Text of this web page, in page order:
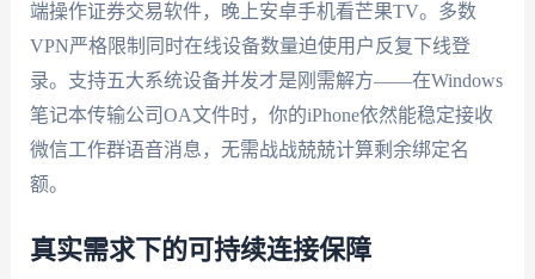
端操作证券交易软件，晚上安卓手机看芒果TV。多数
VPN严格限制同时在线设备数量迫使用户反复下线登
录。支持五大系统设备并发才是刚需解方——在Windows
笔记本传输公司OA文件时，你的iPhone依然能稳定接收
微信工作群语音消息，无需战战兢兢计算剩余绑定名
额。
真实需求下的可持续连接保障